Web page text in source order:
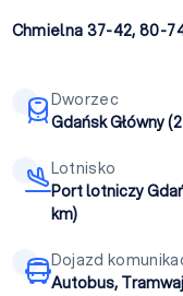
Chmielna 37-42, 80-
Dworzec
Gdańsk Główny
Lotnisko
Port lotniczy
km)
Dojazd
Autobus, Tramwaj